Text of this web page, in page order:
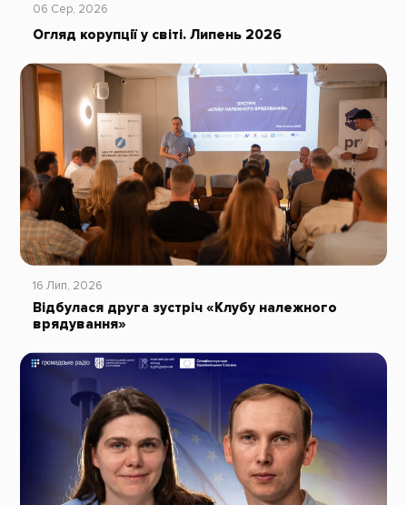
06 Сер, 2026
Огляд корупції у світі. Липень 2026
16 Лип, 2026
Відбулася друга зустріч «Клубу належного
врядування»